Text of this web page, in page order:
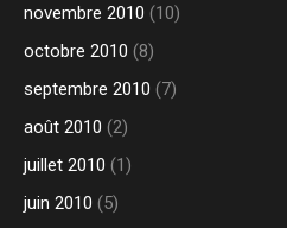
novembre 2010 (10)
octobre 2010 (8)
septembre 2010 (7)
août 2010 (2)
juillet 2010 (1)
juin 2010 (5)